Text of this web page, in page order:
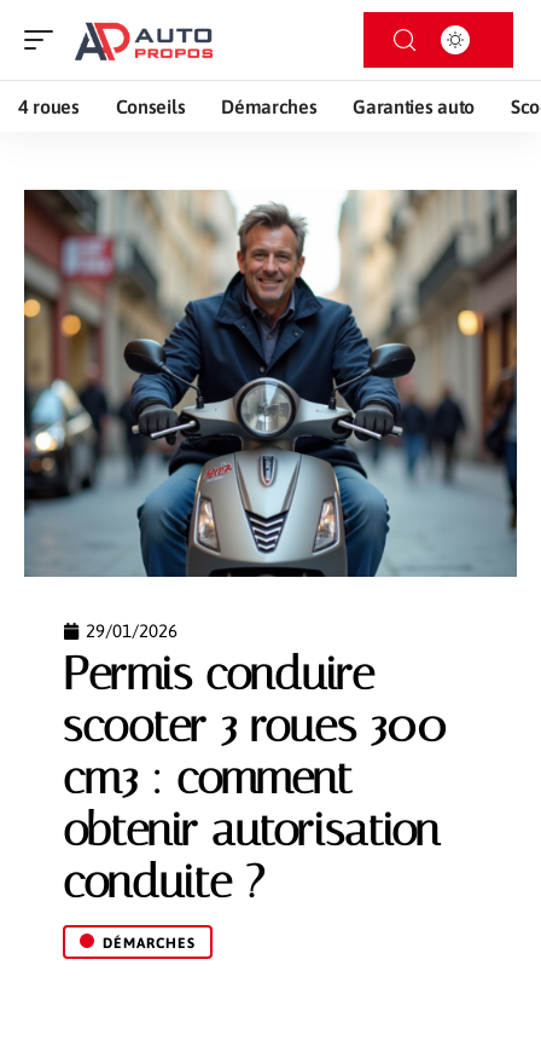
4 roues Conseils Démarches Garanties auto
29/01/2026
Permis conduire
scooter 3 roues 300
cm3 : comment
obtenir autorisation
conduite ?
DÉMARCHES